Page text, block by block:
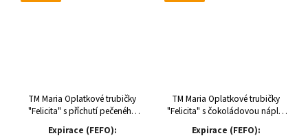
TM Maria Oplatkové trubičky
"Felicita" s příchutí pečeného
mléka 150g
Expirace (FEFO):
TM Maria Oplatkové trubičky
"Felicita" s čokoládovou náplní
150g
Expirace (FEFO):